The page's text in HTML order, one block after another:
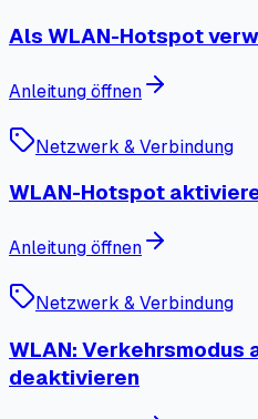
Als WLAN-Hotspot
Anleitung öffnen
Netzwerk & Verbindung
WLAN-Hotspot
Anleitung öffnen
Netzwerk & Verbindung
WLAN: Verkehrsmodus
deaktivieren